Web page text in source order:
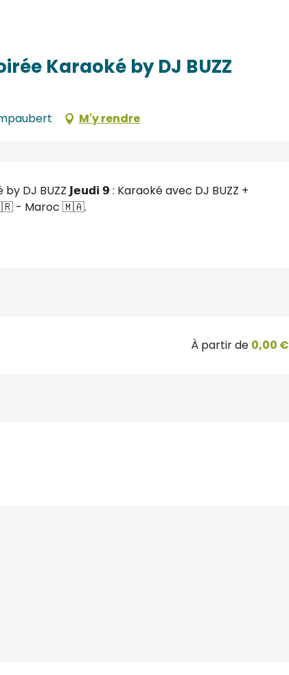
Karaoké by DJ BUZZ
M'y rendre
DJ BUZZ 𝗝𝗲𝘂𝗱𝗶 𝟵 : Karaoké avec DJ BUZZ +
- Maroc 🇲🇦.
À partir de 0,00 €